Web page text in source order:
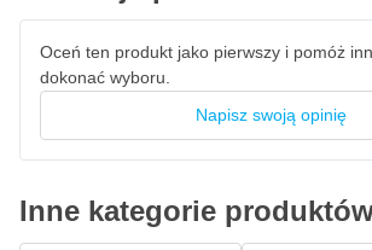
Oceń ten produkt jako pierwszy i pomóż
dokonać wyboru.
Napisz swoją opinię
Inne kategorie